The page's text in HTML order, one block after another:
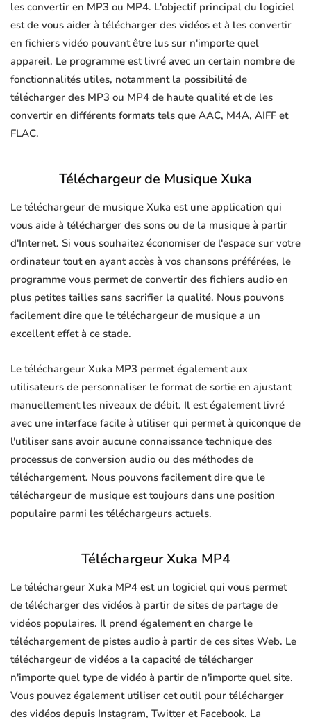
les convertir en MP3 ou MP4. L'objectif principal du logiciel
est de vous aider à télécharger des vidéos et à les convertir
en fichiers vidéo pouvant être lus sur n'importe quel
appareil. Le programme est livré avec un certain nombre de
fonctionnalités utiles, notamment la possibilité de
télécharger des MP3 ou MP4 de haute qualité et de les
convertir en différents formats tels que AAC, M4A, AIFF et
FLAC.
Téléchargeur de Musique Xuka
Le téléchargeur de musique Xuka est une application qui
vous aide à télécharger des sons ou de la musique à partir
d'Internet. Si vous souhaitez économiser de l'espace sur votre
ordinateur tout en ayant accès à vos chansons préférées, le
programme vous permet de convertir des fichiers audio en
plus petites tailles sans sacrifier la qualité. Nous pouvons
facilement dire que le téléchargeur de musique a un
excellent effet à ce stade.
Le téléchargeur Xuka MP3 permet également aux
utilisateurs de personnaliser le format de sortie en ajustant
manuellement les niveaux de débit. Il est également livré
avec une interface facile à utiliser qui permet à quiconque de
l'utiliser sans avoir aucune connaissance technique des
processus de conversion audio ou des méthodes de
téléchargement. Nous pouvons facilement dire que le
téléchargeur de musique est toujours dans une position
populaire parmi les téléchargeurs actuels.
Téléchargeur Xuka MP4
Le téléchargeur Xuka MP4 est un logiciel qui vous permet
de télécharger des vidéos à partir de sites de partage de
vidéos populaires. Il prend également en charge le
téléchargement de pistes audio à partir de ces sites Web. Le
téléchargeur de vidéos a la capacité de télécharger
n'importe quel type de vidéo à partir de n'importe quel site.
Vous pouvez également utiliser cet outil pour télécharger
des vidéos depuis Instagram, Twitter et Facebook. La